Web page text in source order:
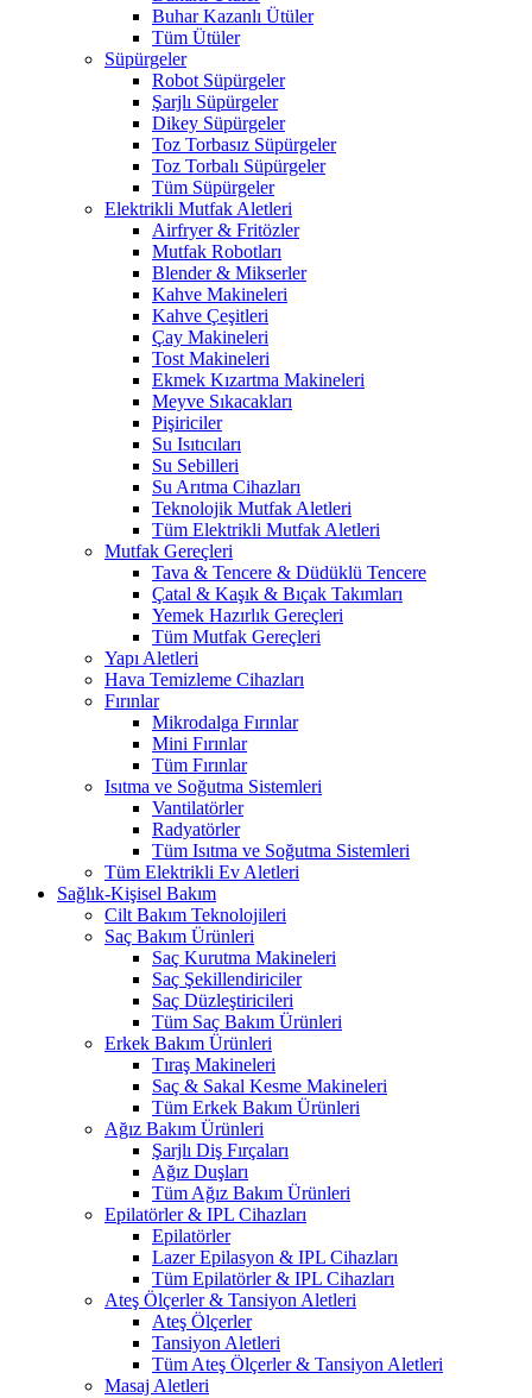
Buhar Kazanlı Ütüler
Tüm Ütüler
Süpürgeler
Robot Süpürgeler
Şarjlı Süpürgeler
Dikey Süpürgeler
Toz Torbasız Süpürgeler
Toz Torbalı Süpürgeler
Tüm Süpürgeler
Elektrikli Mutfak Aletleri
Airfryer & Fritözler
Mutfak Robotları
Blender & Mikserler
Kahve Makineleri
Kahve Çeşitleri
Çay Makineleri
Tost Makineleri
Ekmek Kızartma Makineleri
Meyve Sıkacakları
Pişiriciler
Su Isıtıcıları
Su Sebilleri
Su Arıtma Cihazları
Teknolojik Mutfak Aletleri
Tüm Elektrikli Mutfak Aletleri
Mutfak Gereçleri
Tava & Tencere & Düdüklü Tencere
Çatal & Kaşık & Bıçak Takımları
Yemek Hazırlık Gereçleri
Tüm Mutfak Gereçleri
Yapı Aletleri
Hava Temizleme Cihazları
Fırınlar
Mikrodalga Fırınlar
Mini Fırınlar
Tüm Fırınlar
Isıtma ve Soğutma Sistemleri
Vantilatörler
Radyatörler
Tüm Isıtma ve Soğutma Sistemleri
Tüm Elektrikli Ev Aletleri
Sağlık-Kişisel Bakım
Cilt Bakım Teknolojileri
Saç Bakım Ürünleri
Saç Kurutma Makineleri
Saç Şekillendiriciler
Saç Düzleştiricileri
Tüm Saç Bakım Ürünleri
Erkek Bakım Ürünleri
Tıraş Makineleri
Saç & Sakal Kesme Makineleri
Tüm Erkek Bakım Ürünleri
Ağız Bakım Ürünleri
Şarjlı Diş Fırçaları
Ağız Duşları
Tüm Ağız Bakım Ürünleri
Epilatörler & IPL Cihazları
Epilatörler
Lazer Epilasyon & IPL Cihazları
Tüm Epilatörler & IPL Cihazları
Ateş Ölçerler & Tansiyon Aletleri
Ateş Ölçerler
Tansiyon Aletleri
Tüm Ateş Ölçerler & Tansiyon Aletleri
Masaj Aletleri